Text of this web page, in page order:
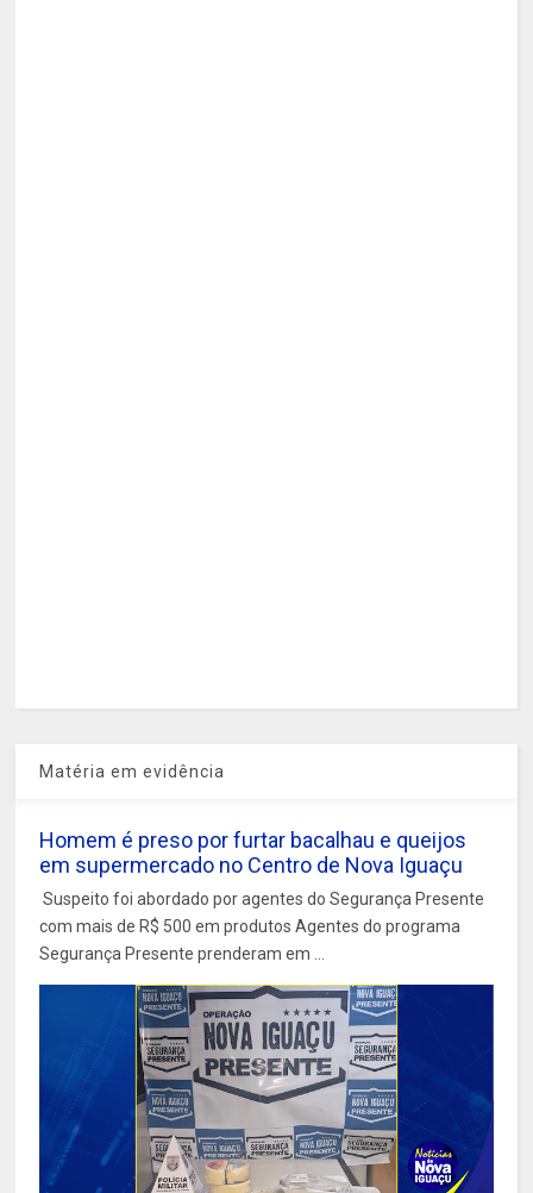
Matéria em evidência
Homem é preso por furtar bacalhau e queijos
em supermercado no Centro de Nova Iguaçu
Suspeito foi abordado por agentes do Segurança Presente
com mais de R$ 500 em produtos Agentes do programa
Segurança Presente prenderam em ...